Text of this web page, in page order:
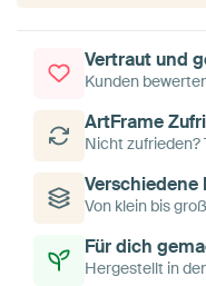
Vertraut und
Kunden
ArtFrame
Nicht zufrieden?
Verschiedene
Von klein bis
Für dich
Hergestellt in